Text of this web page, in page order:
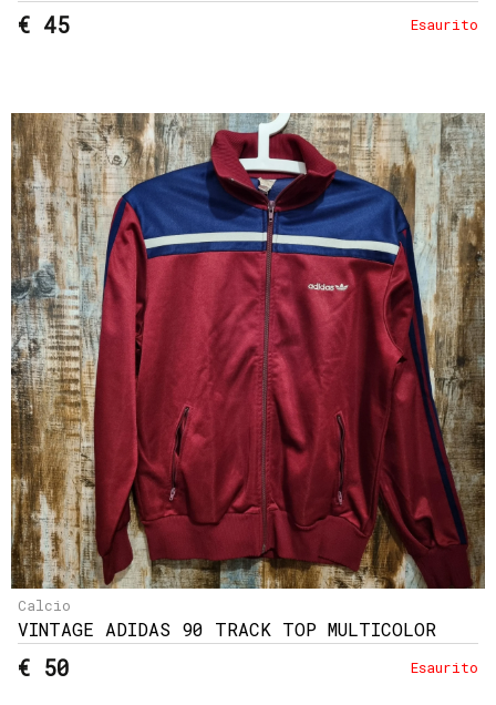
€ 45 Esaurito
Calcio
VINTAGE ADIDAS 90 TRACK TOP MULTICOLOR
€ 50 Esaurito